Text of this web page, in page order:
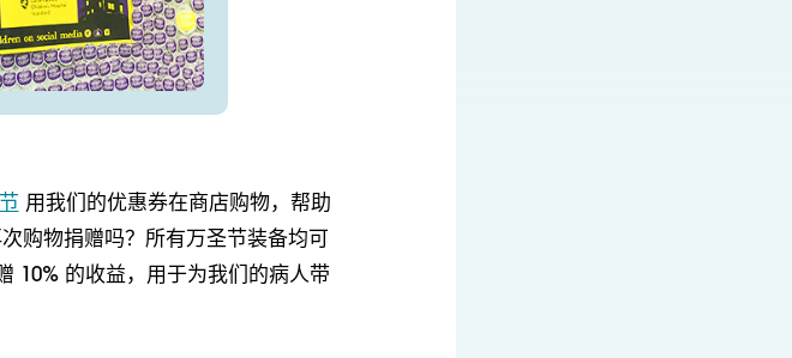
用我们的优惠券在商店购物，帮助
购物捐赠吗？所有万圣节装备均可
10% 的收益，用于为我们的病人带